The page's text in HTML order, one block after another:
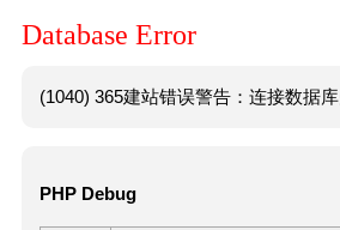
Database Error
(1040) 365建站错误警告：连接数据
PHP Debug